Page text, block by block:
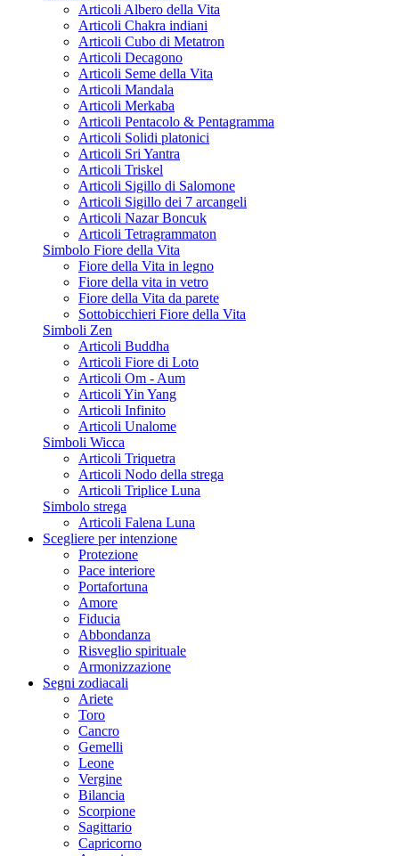
Articoli Albero della Vita
Articoli Chakra indiani
Articoli Cubo di Metatron
Articoli Decagono
Articoli Seme della Vita
Articoli Mandala
Articoli Merkaba
Articoli Pentacolo & Pentagramma
Articoli Solidi platonici
Articoli Sri Yantra
Articoli Triskel
Articoli Sigillo di Salomone
Articoli Sigillo dei 7 arcangeli
Articoli Nazar Boncuk
Articoli Tetragrammaton
Simbolo Fiore della Vita
Fiore della Vita in legno
Fiore della vita in vetro
Fiore della Vita da parete
Sottobicchieri Fiore della Vita
Simboli Zen
Articoli Buddha
Articoli Fiore di Loto
Articoli Om - Aum
Articoli Yin Yang
Articoli Infinito
Articoli Unalome
Simboli Wicca
Articoli Triquetra
Articoli Nodo della strega
Articoli Triplice Luna
Simbolo strega
Articoli Falena Luna
Scegliere per intenzione
Protezione
Pace interiore
Portafortuna
Amore
Fiducia
Abbondanza
Risveglio spirituale
Armonizzazione
Segni zodiacali
Ariete
Toro
Cancro
Gemelli
Leone
Vergine
Bilancia
Scorpione
Sagittario
Capricorno